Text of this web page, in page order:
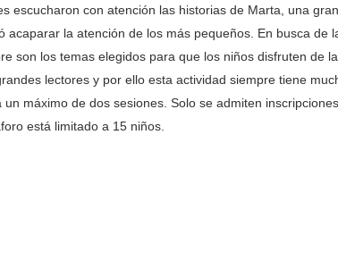
escucharon con atención las historias de Marta, una
acaparar la atención de los más pequeños. En busca de
son los temas elegidos para que los niños disfruten de
lectores y por ello esta actividad siempre tiene
un máximo de dos sesiones. Solo se admiten
está limitado a 15 niños.